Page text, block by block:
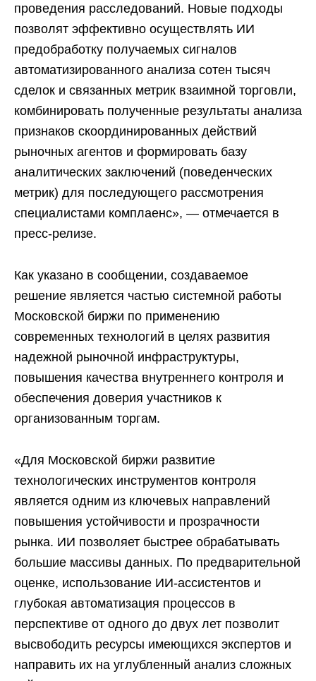
проведения расследований. Новые подходы
позволят эффективно осуществлять ИИ
предобработку получаемых сигналов
автоматизированного анализа сотен тысяч
сделок и связанных метрик взаимной торговли,
комбинировать полученные результаты анализа
признаков скоординированных действий
рыночных агентов и формировать базу
аналитических заключений (поведенческих
метрик) для последующего рассмотрения
специалистами комплаенс», — отмечается в
пресс-релизе.
Как указано в сообщении, создаваемое
решение является частью системной работы
Московской биржи по применению
современных технологий в целях развития
надежной рыночной инфраструктуры,
повышения качества внутреннего контроля и
обеспечения доверия участников к
организованным торгам.
«Для Московской биржи развитие
технологических инструментов контроля
является одним из ключевых направлений
повышения устойчивости и прозрачности
рынка. ИИ позволяет быстрее обрабатывать
большие массивы данных. По предварительной
оценке, использование ИИ-ассистентов и
глубокая автоматизация процессов в
перспективе от одного до двух лет позволит
высвободить ресурсы имеющихся экспертов и
направить их на углубленный анализ сложных